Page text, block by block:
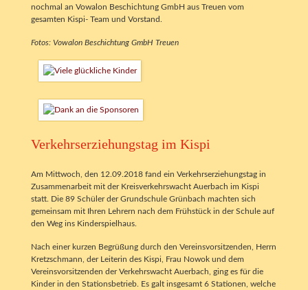
nochmal an Vowalon Beschichtung GmbH aus Treuen vom
gesamten Kispi- Team und Vorstand.
Fotos: Vowalon Beschichtung GmbH Treuen
Verkehrserziehungstag im Kispi
Am Mittwoch, den 12.09.2018 fand ein Verkehrserziehungstag in
Zusammenarbeit mit der Kreisverkehrswacht Auerbach im Kispi
statt. Die 89 Schüler der Grundschule Grünbach machten sich
gemeinsam mit Ihren Lehrern nach dem Frühstück in der Schule auf
den Weg ins Kinderspielhaus.
Nach einer kurzen Begrüßung durch den Vereinsvorsitzenden, Herrn
Kretzschmann, der Leiterin des Kispi, Frau Nowok und dem
Vereinsvorsitzenden der Verkehrswacht Auerbach, ging es für die
Kinder in den Stationsbetrieb. Es galt insgesamt 6 Stationen, welche